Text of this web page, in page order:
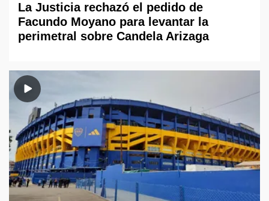
La Justicia rechazó el pedido de
Facundo Moyano para levantar la
perimetral sobre Candela Arizaga